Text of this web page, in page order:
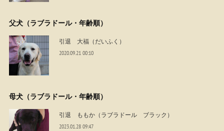
父犬（ラブラドール・年齢順）
引退 大福（だいふく）
2020.09.21 00:10
母犬（ラブラドール・年齢順）
引退 ももか（ラブラドール ブラック）
2023.01.28 09:47